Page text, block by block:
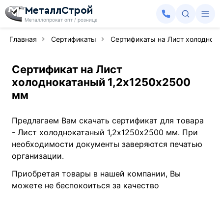
МеталлСтрой
Металлопрокат опт / розница
Главная Сертификаты Сертификаты на Лист
Сертификат на Лист
холоднокатаный 1,2х1250х2500
мм
Предлагаем Вам скачать сертификат для товара
- Лист холоднокатаный 1,2х1250х2500 мм. При
необходимости документы заверяются печатью
организации.
Приобретая товары в нашей компании, Вы
можете не беспокоиться за качество